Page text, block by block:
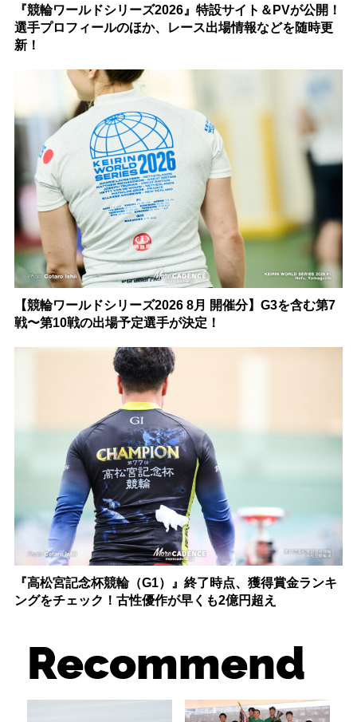
『競輪ワールドシリーズ2026』特設サイト＆PVが公開！
選手プロフィールのほか、レース出場情報などを随時更
新！
【競輪ワールドシリーズ2026 8月 開催分】G3を含む第7
戦〜第10戦の出場予定選手が決定！
『高松宮記念杯競輪（G1）』終了時点、獲得賞金ランキ
ングをチェック！古性優作が早くも2億円超え
Recommend